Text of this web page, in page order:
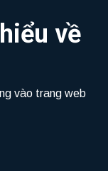
về
vào trang web